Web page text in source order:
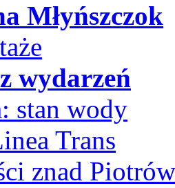
Młyńszczok
wydarzeń
stan wody
Trans
znad